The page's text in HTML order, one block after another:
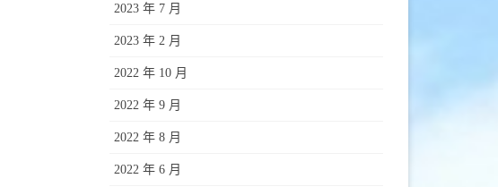
2023 年 7 月
2023 年 2 月
2022 年 10 月
2022 年 9 月
2022 年 8 月
2022 年 6 月